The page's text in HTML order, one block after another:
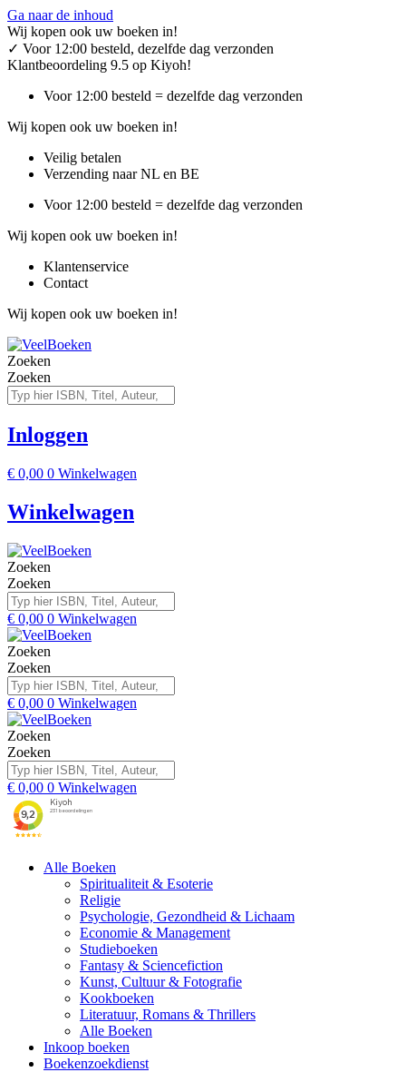
Ga naar de inhoud
Wij kopen ook uw boeken in!
✓ Voor 12:00 besteld, dezelfde dag verzonden
Klantbeoordeling 9.5 op Kiyoh!
Voor 12:00 besteld = dezelfde dag verzonden
Wij kopen ook uw boeken in!
Veilig betalen
Verzending naar NL en BE
Voor 12:00 besteld = dezelfde dag verzonden
Wij kopen ook uw boeken in!
Klantenservice
Contact
Wij kopen ook uw boeken in!
Zoeken
Zoeken
Inloggen
€ 0,00 0 Winkelwagen
Winkelwagen
Zoeken
Zoeken
€ 0,00 0 Winkelwagen
Zoeken
Zoeken
€ 0,00 0 Winkelwagen
Zoeken
Zoeken
€ 0,00 0 Winkelwagen
Alle Boeken
Spiritualiteit & Esoterie
Religie
Psychologie, Gezondheid & Lichaam
Economie & Management
Studieboeken
Fantasy & Sciencefiction
Kunst, Cultuur & Fotografie
Kookboeken
Literatuur, Romans & Thrillers
Alle Boeken
Inkoop boeken
Boekenzoekdienst